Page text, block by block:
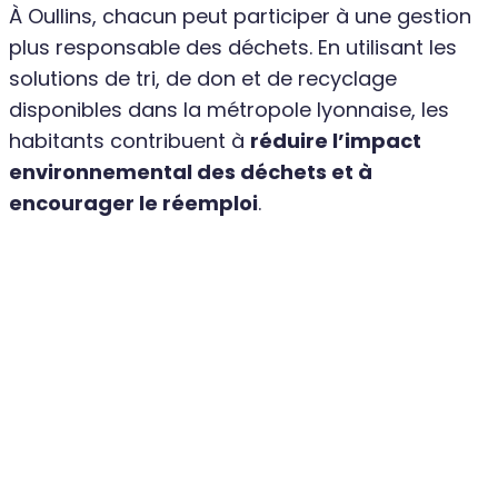
À Oullins, chacun peut participer à une gestion
plus responsable des déchets. En utilisant les
solutions de tri, de don et de recyclage
disponibles dans la métropole lyonnaise, les
habitants contribuent à réduire l’impact
environnemental des déchets et à
encourager le réemploi.